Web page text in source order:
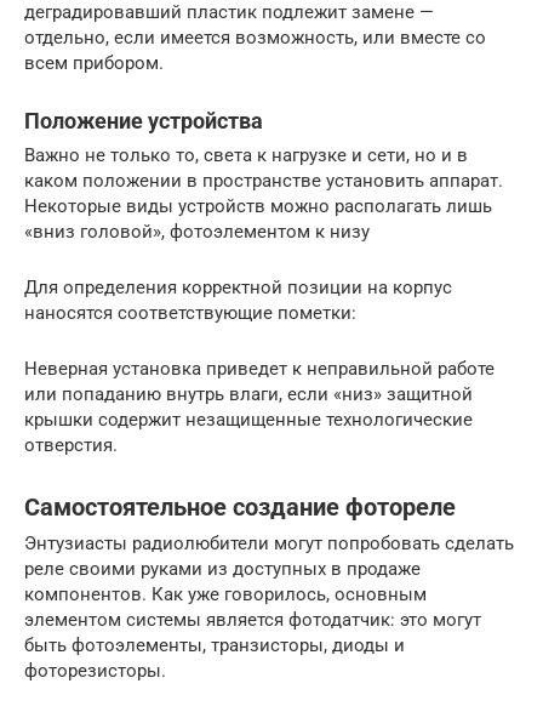
деградировавший пластик подлежит замене —
отдельно, если имеется возможность, или вместе со
всем прибором.
Положение устройства
Важно не только то, света к нагрузке и сети, но и в
каком положении в пространстве установить аппарат.
Некоторые виды устройств можно располагать лишь
«вниз головой», фотоэлементом к низу
Для определения корректной позиции на корпус
наносятся соответствующие пометки:
Неверная установка приведет к неправильной работе
или попаданию внутрь влаги, если «низ» защитной
крышки содержит незащищенные технологические
отверстия.
Самостоятельное создание фотореле
Энтузиасты радиолюбители могут попробовать сделать
реле своими руками из доступных в продаже
компонентов. Как уже говорилось, основным
элементом системы является фотодатчик: это могут
быть фотоэлементы, транзисторы, диоды и
фоторезисторы.